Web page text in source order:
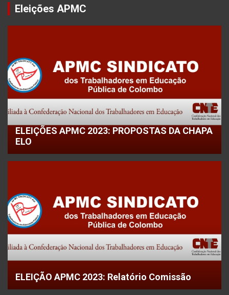
Eleições APMC
ELEIÇÕES APMC 2023: PROPOSTAS DA CHAPA
ELO
ELEIÇÃO APMC 2023: Relatório Comissão